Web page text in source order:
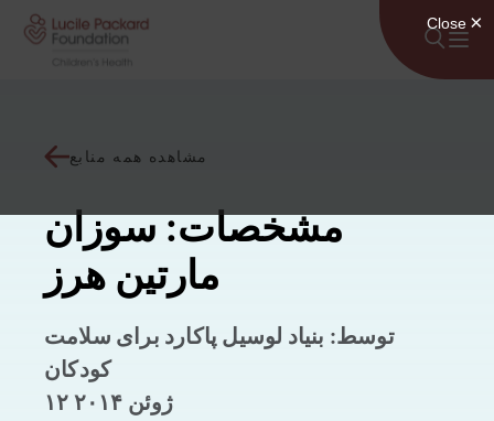
پرش به محتوا
مشاهده همه منابع
مشخصات: سوزان
مارتین هرز
توسط: بنیاد لوسیل پاکارد برای سلامت
کودکان
۱۲ ژوئن ۲۰۱۴